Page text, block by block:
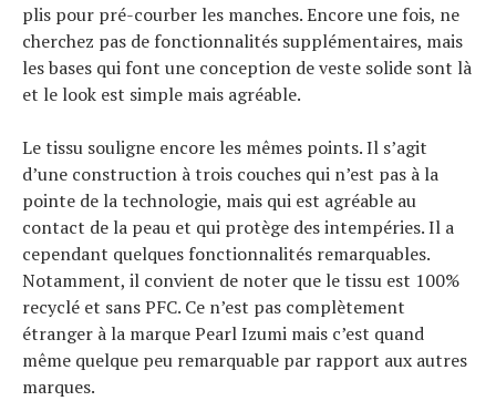
plis pour pré-courber les manches. Encore une fois, ne
cherchez pas de fonctionnalités supplémentaires, mais
les bases qui font une conception de veste solide sont là
et le look est simple mais agréable.
Le tissu souligne encore les mêmes points. Il s’agit
d’une construction à trois couches qui n’est pas à la
pointe de la technologie, mais qui est agréable au
contact de la peau et qui protège des intempéries. Il a
cependant quelques fonctionnalités remarquables.
Notamment, il convient de noter que le tissu est 100%
recyclé et sans PFC. Ce n’est pas complètement
étranger à la marque Pearl Izumi mais c’est quand
même quelque peu remarquable par rapport aux autres
marques.